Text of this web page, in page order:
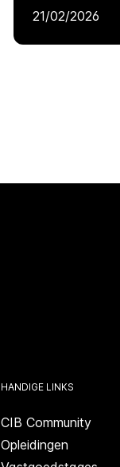
21/02/2026
HANDIGE LINKS
CIB Community
Opleidingen